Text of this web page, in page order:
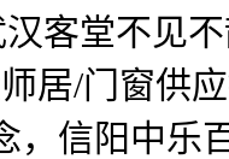
客堂不见
居/门窗供应
信阳中乐